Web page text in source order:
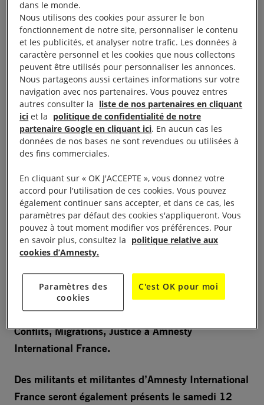
À cette occasion, et pour commémorer les trente
ans du début de la première guerre de
Tchétchénie, nous présentons en partenariat avec
le Centre de défense des droits humains Memorial
l’exposition collective « Crimes sans châtiment »
vernissage le mercredi 9 octobre à 18h à l’espace
culturel E. Leclerc).
En écho à cette exposition, nous proposons une
table-ronde intitulée « Russie : trente ans de
crimes de guerre impunis », pour répondre aux
enjeux de lutte contre l’impunité de l’État russe, le
samedi 12 octobre à 16h à la Halle Ô Grains, en
présence de Natalia Morozova, juriste pour le
Manon Loizeau, journaliste et réalisatrice de
documentaires, spécialiste de la Russie et de
Tchérina Jerolon, responsable du programme
Conflits, Migrations, Justice à Amnesty
International France.
Des militants et militantes d’Amnesty International
France seront également présents le samedi 12
dans le monde.
Nous utilisons des cookies pour assurer le bon
fonctionnement de notre site, personnaliser le contenu
et les publicités, et analyser notre trafic. Les données à
caractère personnel et les cookies que nous collectons
peuvent être utilisés pour personnaliser les annonces.
Nous partageons aussi certaines informations sur votre
navigation avec nos partenaires. Vous pouvez entres
autres consulter la liste de nos partenaires en cliquant
ici et la politique de confidentialité de notre
partenaire Google en cliquant ici. En aucun cas les
données de nos bases ne sont revendues ou utilisées à
des fins commerciales.
En cliquant sur « OK J'ACCEPTE », vous donnez votre
accord pour l'utilisation de ces cookies. Vous pouvez
également continuer sans accepter, et dans ce cas, les
paramètres par défaut des cookies s'appliqueront. Vous
pouvez à tout moment modifier vos préférences. Pour
en savoir plus, consultez la politique relative aux
cookies d’Amnesty.
Paramètres des
cookies
C'est OK pour moi